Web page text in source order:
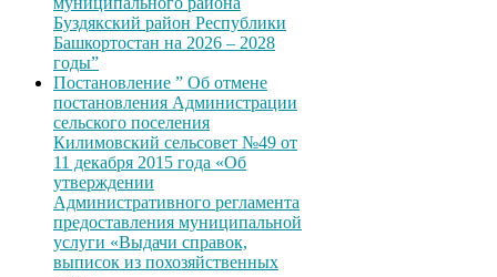
Буздякский район Республики
Башкортостан на 2026 – 2028
годы”
Постановление ” Об отмене
постановления Администрации
сельского поселения
Килимовский сельсовет №49 от
11 декабря 2015 года «Об
утверждении
Административного регламента
предоставления муниципальной
услуги «Выдачи справок,
выписок из похозяйственных